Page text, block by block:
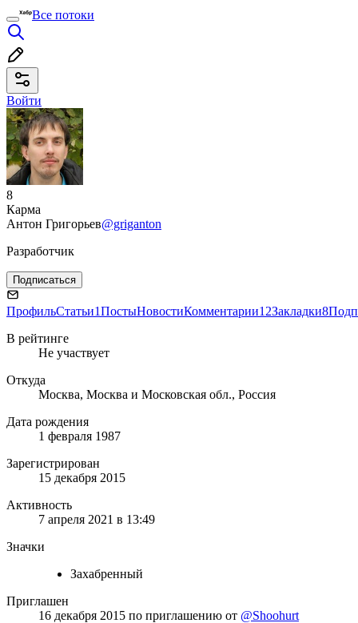
Все потоки
Войти
8
Карма
Антон Григорьев@griganton
Разработчик
Подписаться
ПрофильСтатьи1ПостыНовостиКомментарии12Закладки8
В рейтинге
Не участвует
Откуда
Москва, Москва и Московская обл., Россия
Дата рождения
1 февраля 1987
Зарегистрирован
15 декабря 2015
Активность
7 апреля 2021 в 13:49
Значки
Захабренный
Приглашен
16 декабря 2015 по приглашению от @Shoohurt